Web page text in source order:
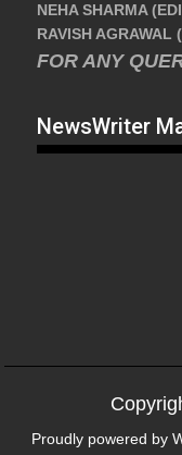
NEHA SHARMA
RAVISH AGRAWAL
FOR ANY
NewsWriter
Proudly powered by